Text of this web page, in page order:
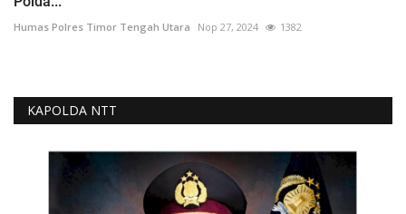
Humas Polres Timor Tengah Utara Nop 27, 2024 1382
KAPOLDA NTT